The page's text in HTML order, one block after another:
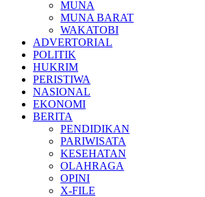
MUNA
MUNA BARAT
WAKATOBI
ADVERTORIAL
POLITIK
HUKRIM
PERISTIWA
NASIONAL
EKONOMI
BERITA
PENDIDIKAN
PARIWISATA
KESEHATAN
OLAHRAGA
OPINI
X-FILE